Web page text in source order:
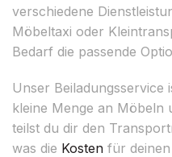
verschiedene
Möbeltaxi oder
Bedarf die passende
Unser Beiladungsservice
kleine Menge an Möbeln
teilst du dir den
was die Kosten für